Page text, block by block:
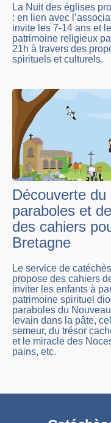
La Nuit des églises
: en lien avec
invite les 7-14 ans et
patrimoine religieux
21h à travers des
spirituels et culturels.
Découverte
paraboles et
des cahiers
Bretagne
Le service de
propose des cahiers
inviter les enfants à
patrimoine spirituel
paraboles du
levain dans la pâte,
semeur, du trésor
et le miracle des
pains, etc.